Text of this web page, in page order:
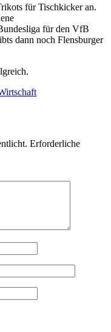
für Tischkicker an.
für den VfB
dann noch Flensburger
Erforderliche